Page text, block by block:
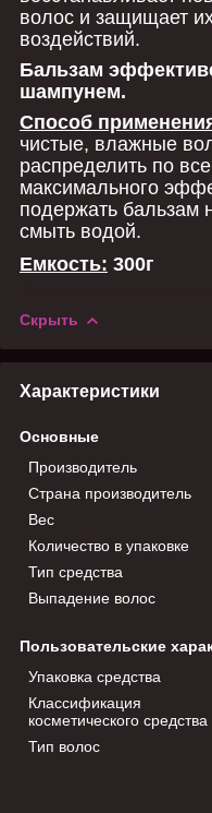
волос и защищает
воздействий.
Бальзам
шампунем.
Способ
чистые, влажные
распределить по
максимального
подержать бальзам
смыть водой.
Емкость: 300г
Скрыть
Характеристики
Основные
Производитель
Страна производитель
Вес
Количество в упаковке
Тип средства
Выпадение волос
Пользовательские
Упаковка средства
Классификация
косметического средства
Тип волос